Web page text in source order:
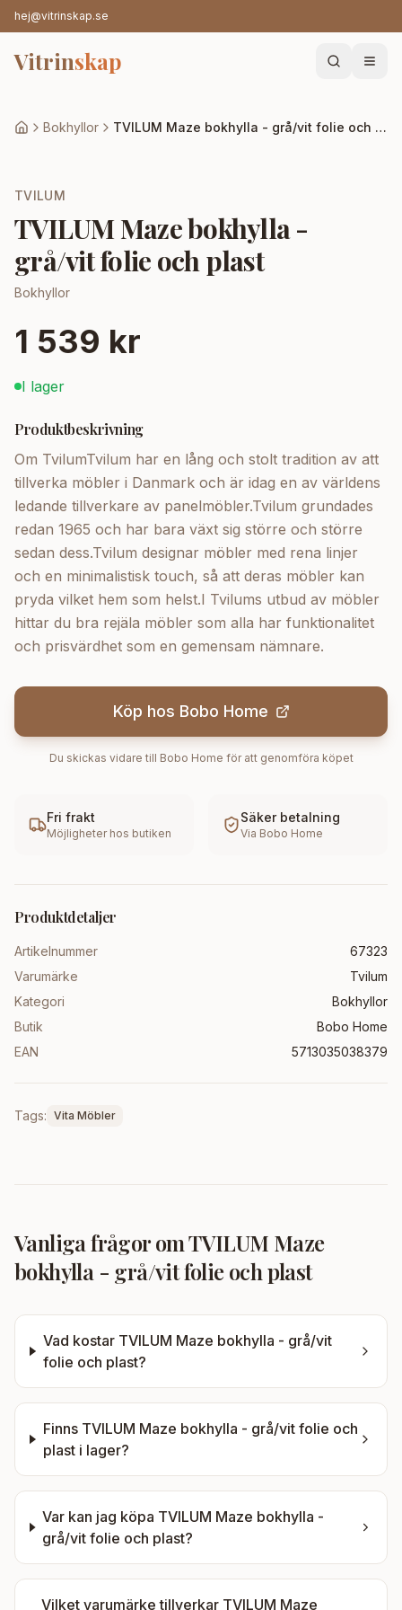
hej@vitrinskap.se
Vitrinskap
Bokhyllor TVILUM Maze bokhylla - grå/vit folie och plast
TVILUM
TVILUM Maze bokhylla -
grå/vit folie och plast
Bokhyllor
1 539 kr
I lager
Produktbeskrivning
Om TvilumTvilum har en lång och stolt tradition av att
tillverka möbler i Danmark och är idag en av världens
ledande tillverkare av panelmöbler.Tvilum grundades
redan 1965 och har bara växt sig större och större
sedan dess.Tvilum designar möbler med rena linjer
och en minimalistisk touch, så att deras möbler kan
pryda vilket hem som helst.I Tvilums utbud av möbler
hittar du bra rejäla möbler som alla har funktionalitet
och prisvärdhet som en gemensam nämnare.
Köp hos Bobo Home
Du skickas vidare till Bobo Home för att genomföra köpet
Fri frakt
Möjligheter hos butiken
Säker betalning
Via Bobo Home
Produktdetaljer
Artikelnummer
67323
Varumärke
Tvilum
Kategori
Bokhyllor
Butik
Bobo Home
EAN
5713035038379
Tags: Vita Möbler
Vanliga frågor omTVILUM Maze
bokhylla - grå/vit folie och plast
Vad kostar TVILUM Maze bokhylla - grå/vit
folie och plast?
Finns TVILUM Maze bokhylla - grå/vit folie och
plasti lager?
Var kan jag köpa TVILUM Maze bokhylla -
grå/vit folie och plast?
Vilket varumärke tillverkar TVILUM Maze